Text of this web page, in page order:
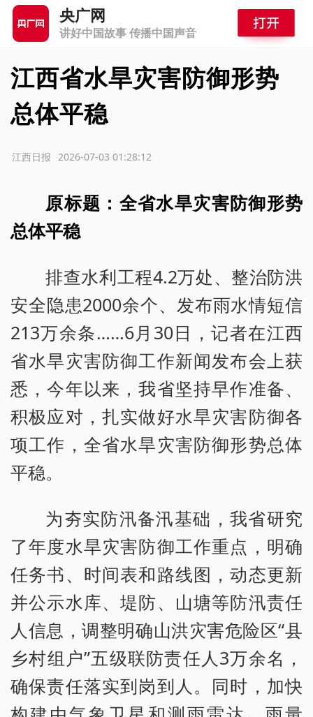
央广网
讲好中国故事 传播中国声音
江西省水旱灾害防御形势
总体平稳
2026-07-03 01:28:12
江西日报
原标题：全省水旱灾害防御形势
总体平稳
排查水利工程4.2万处、整治防洪
安全隐患2000余个、发布雨水情短信
213万余条……6月30日，记者在江西
省水旱灾害防御工作新闻发布会上获
悉，今年以来，我省坚持早作准备、
积极应对，扎实做好水旱灾害防御各
项工作，全省水旱灾害防御形势总体
平稳。
为夯实防汛备汛基础，我省研究
了年度水旱灾害防御工作重点，明确
任务书、时间表和路线图，动态更新
并公示水库、堤防、山塘等防汛责任
人信息，调整明确山洪灾害危险区“县
乡村组户”五级联防责任人3万余名，
确保责任落实到岗到人。同时，加快